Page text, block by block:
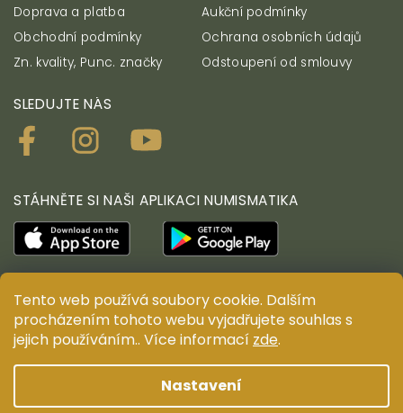
Tento web používá soubory cookie. Dalším
procházením tohoto webu vyjadřujete souhlas s
jejich používáním.. Více informací zde.
Nastavení
Doprava a platba
Aukční podmínky
Obchodní podmínky
Ochrana osobních údajů
Zn. kvality, Punc. značky
Odstoupení od smlouvy
SLEDUJTE NÁS
STÁHNĚTE SI NAŠI APLIKACI NUMISMATIKA
© ANTIUM AURUM s.r.o. Všechna práva vyhrazena.
Kopírování, duplikování, reprodukce a distribuce
obsahu jsou bez předchozího písemného souhlasu
Design ANTIUM AURUM s.r.o.Shoptak.cz